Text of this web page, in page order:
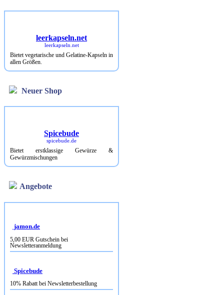
leerkapseln.net
leerkapseln.net
Bietet vegetarische und Gelatine-Kapseln in
allen Größen.
Neuer Shop
Spicebude
spicebude.de
Bietet erstklassige Gewürze &
Gewürzmischungen
Angebote
jamon.de
5,00 EUR Gutschein bei
Newsletteranmeldung
Spicebude
10% Rabatt bei Newsletterbestellung